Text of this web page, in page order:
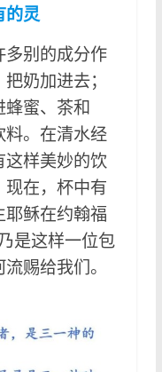
的灵
多别的成分作
奶加进去；
蜜、茶和
料。在清水经
样美妙的饮
在，杯中有
稣在约翰福
是这样一位包
赐给我们。